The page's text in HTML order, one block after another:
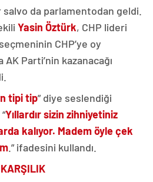
salvo da parlamentodan geldi.
Yasin Öztürk, CHP lideri
CHP’ye oy
Parti’nin kazanacağı
tipi tip” diye seslendiği
Yıllardır sizin zihniyetiniz
kalıyor. Madem öyle çek
.” ifadesini kullandı.